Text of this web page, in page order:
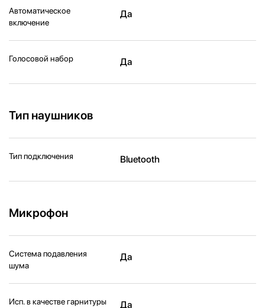
Автоматическое
включение
Да
Голосовой набор Да
Тип наушников
Тип подключения Bluetooth
Микрофон
Система подавления
шума
Да
Исп. в качестве гарнитуры Да